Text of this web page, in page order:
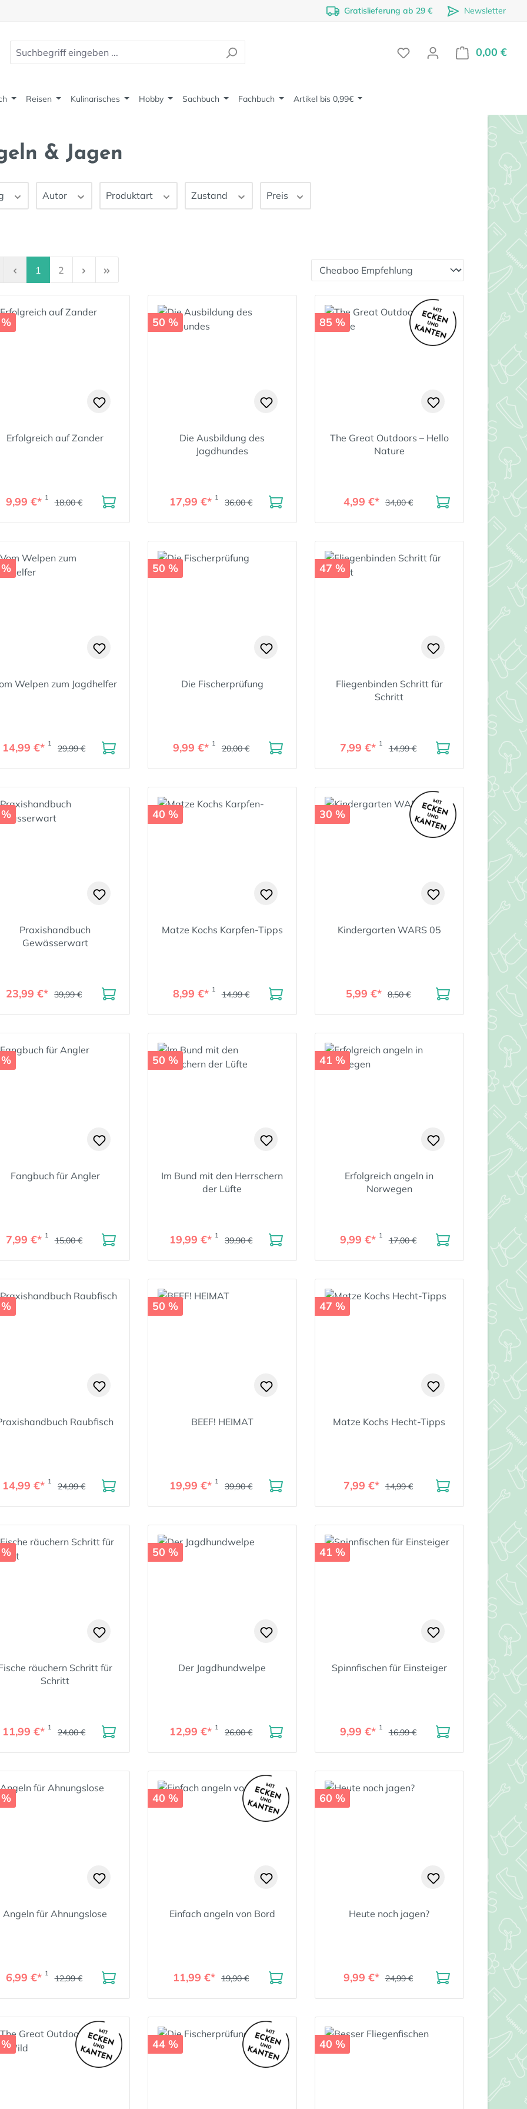
Gratislieferung ab 29 € Newsletter
0,00 €
Reisen Kulinarisches Hobby Sachbuch Fachbuch Artikel bis 0,99€
& Jagen
Autor Produktart Zustand Preis
Seite
1 Seite
2
Erfolgreich auf Zander
9,99 €* 1 18,00 €
50 %
Die Ausbildung des
Jagdhundes
17,99 €* 1 36,00 €
85 %
The Great Outdoors – Hello
Nature
4,99 €* 34,00 €
Welpen zum Jagdhelfer
14,99 €* 1 29,99 €
50 %
Die Fischerprüfung
9,99 €* 1 20,00 €
47 %
Fliegenbinden Schritt für
Schritt
7,99 €* 1 14,99 €
Praxishandbuch
Gewässerwart
23,99 €* 39,99 €
40 %
Matze Kochs Karpfen-Tipps
8,99 €* 1 14,99 €
30 %
Kindergarten WARS 05
5,99 €* 8,50 €
Fangbuch für Angler
7,99 €* 1 15,00 €
50 %
Im Bund mit den Herrschern
der Lüfte
19,99 €* 1 39,90 €
41 %
Erfolgreich angeln in
Norwegen
9,99 €* 1 17,00 €
Raubfisch
14,99 €* 1 24,99 €
50 %
BEEF! HEIMAT
19,99 €* 1 39,90 €
47 %
Matze Kochs Hecht-Tipps
7,99 €* 14,99 €
räuchern Schritt für
Schritt
11,99 €* 1 24,00 €
50 %
Der Jagdhundwelpe
12,99 €* 1 26,00 €
41 %
Spinnfischen für Einsteiger
9,99 €* 1 16,99 €
Angeln für Ahnungslose
6,99 €* 1 12,99 €
40 %
Einfach angeln von Bord
11,99 €* 19,90 €
60 %
Heute noch jagen?
9,99 €* 24,99 €
44 % 40 %